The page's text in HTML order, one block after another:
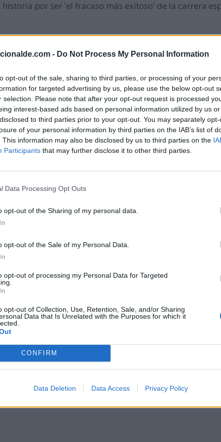
- Do Not Process My Personal Information
opt-out of the sale, sharing to third parties, or processing of your
for targeted advertising by us, please use the below opt-out
selection. Please note that after your opt-out request is processed
interest-based ads based on personal information utilized by us
to third parties prior to your opt-out. You may separately
of your personal information by third parties on the IAB’s list of
This information may also be disclosed by us to third parties on the
Participants that may further disclose it to other third parties.
Data Processing Opt Outs
opt-out of the Sharing of my personal data.
opt-out of the Sale of my Personal Data.
opt-out of processing my Personal Data for Targeted
opt-out of Collection, Use, Retention, Sale, and/or Sharing
Data that Is Unrelated with the Purposes for which it
CONFIRM
Data Deletion Data Access Privacy Policy
por ser 'el fracaso más exitoso' de la carrera
analizando cálculos estadísticos con 300
este día fue el más aburrido de la historia en el que
brujo de Manuel de Falla en Nueva York (Estados
relatividad especial, sobre la física del movimiento
general será publicada en 1915.
Unidos realiza su último discurso antes de ser
estados implicados en la Guerra de Sucesión
reyes de Inglaterra.
de Atarfe, en Granada (España).